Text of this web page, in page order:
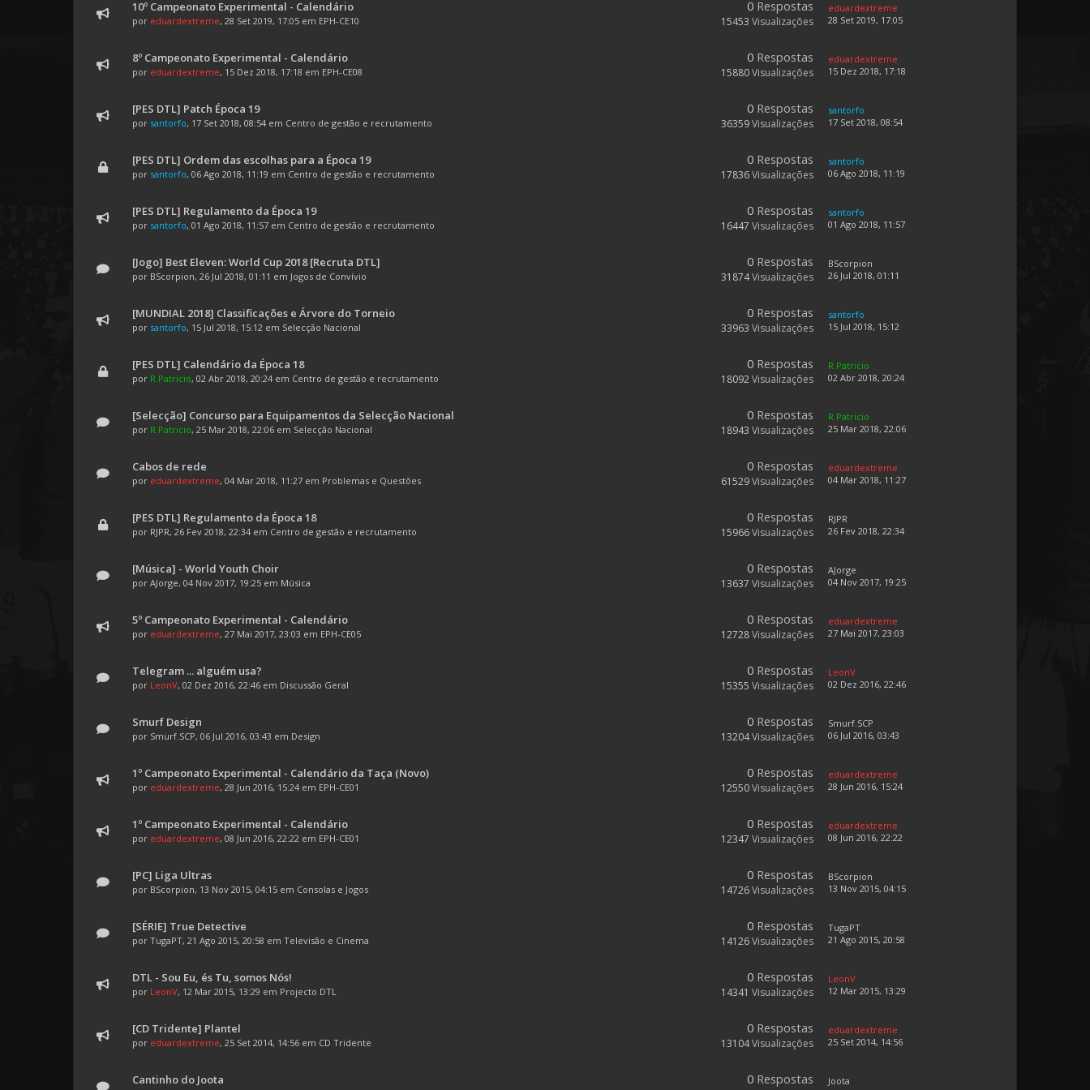
10º Campeonato Experimental - Calendário
por eduardextreme, 28 Set 2019, 17:05 em EPH-CE10
0 Respostas
15453 Visualizações
eduardextreme
28 Set 2019, 17:05
8º Campeonato Experimental - Calendário
por eduardextreme, 15 Dez 2018, 17:18 em EPH-CE08
0 Respostas
15880Visualizações
eduardextreme
15 Dez 2018, 17:18
[PES DTL] Patch Época 19
por santorfo, 17 Set 2018, 08:54 em Centro de gestão e recrutamento
0 Respostas
36359Visualizações
santorfo
17 Set 2018, 08:54
[PES DTL] Ordem das escolhas para a Época 19
por santorfo, 06 Ago 2018, 11:19 em Centro de gestão e recrutamento
0 Respostas
17836Visualizações
santorfo
06 Ago 2018, 11:19
[PES DTL] Regulamento da Época 19
por santorfo, 01 Ago 2018, 11:57 em Centro de gestão e recrutamento
0 Respostas
16447 Visualizações
santorfo
01 Ago 2018, 11:57
[Jogo] Best Eleven: World Cup 2018 [Recruta DTL]
por BScorpion, 26 Jul 2018, 01:11 em Jogos de Convívio
0 Respostas
31874Visualizações
BScorpion
26 Jul 2018, 01:11
[MUNDIAL 2018] Classificações e Árvore do Torneio
por santorfo, 15 Jul 2018, 15:12 em Selecção Nacional
0 Respostas
33963 Visualizações
santorfo
15 Jul 2018, 15:12
[PES DTL] Calendário da Época 18
por R.Patricio, 02 Abr 2018, 20:24 em Centro de gestão e recrutamento
0 Respostas
18092Visualizações
R.Patricio
02 Abr 2018, 20:24
[Selecção] Concurso para Equipamentos da Selecção Nacional
por R.Patricio, 25 Mar 2018, 22:06 em Selecção Nacional
0 Respostas
18943 Visualizações
R.Patricio
25 Mar 2018, 22:06
Cabos de rede
por eduardextreme, 04 Mar 2018, 11:27 em Problemas e Questões
0 Respostas
61529Visualizações
eduardextreme
04 Mar 2018, 11:27
[PES DTL] Regulamento da Época 18
por RJPR, 26 Fev 2018, 22:34 em Centro de gestão e recrutamento
0 Respostas
15966Visualizações
RJPR
26 Fev 2018, 22:34
[Música] - World Youth Choir
por AJorge, 04 Nov 2017, 19:25 em Música
0 Respostas
13637 Visualizações
AJorge
04 Nov 2017, 19:25
5º Campeonato Experimental - Calendário
por eduardextreme, 27 Mai 2017, 23:03 em EPH-CE05
0 Respostas
12728Visualizações
eduardextreme
27 Mai 2017, 23:03
Telegram ... alguém usa?
por LeonV, 02 Dez 2016, 22:46 em Discussão Geral
0 Respostas
15355 Visualizações
LeonV
02 Dez 2016, 22:46
Smurf Design
por Smurf.SCP, 06 Jul 2016, 03:43 em Design
0 Respostas
13204Visualizações
Smurf.SCP
06 Jul 2016, 03:43
1º Campeonato Experimental - Calendário da Taça (Novo)
por eduardextreme, 28 Jun 2016, 15:24 em EPH-CE01
0 Respostas
12550Visualizações
eduardextreme
28 Jun 2016, 15:24
1º Campeonato Experimental - Calendário
por eduardextreme, 08 Jun 2016, 22:22 em EPH-CE01
0 Respostas
12347 Visualizações
eduardextreme
08 Jun 2016, 22:22
[PC] Liga Ultras
por BScorpion, 13 Nov 2015, 04:15 em Consolas e Jogos
0 Respostas
14726Visualizações
BScorpion
13 Nov 2015, 04:15
[SÉRIE] True Detective
por TugaPT, 21 Ago 2015, 20:58 em Televisão e Cinema
0 Respostas
14126Visualizações
TugaPT
21 Ago 2015, 20:58
DTL - Sou Eu, és Tu, somos Nós!
por LeonV, 12 Mar 2015, 13:29 em Projecto DTL
0 Respostas
14341 Visualizações
LeonV
12 Mar 2015, 13:29
[CD Tridente] Plantel
por eduardextreme, 25 Set 2014, 14:56 em CD Tridente
0 Respostas
13104Visualizações
eduardextreme
25 Set 2014, 14:56
Cantinho do Joota 0 Respostas
Joota